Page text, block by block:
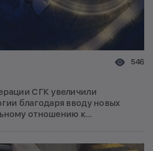
546
СГК увеличили
благодаря вводу новых
отношению к